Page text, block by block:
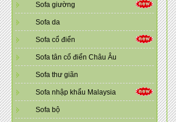
Sofa giường
Sofa da
Sofa cổ điển
Sofa tân cổ điển Châu Âu
Sofa thư giãn
Sofa nhập khẩu Malaysia
Sofa bộ